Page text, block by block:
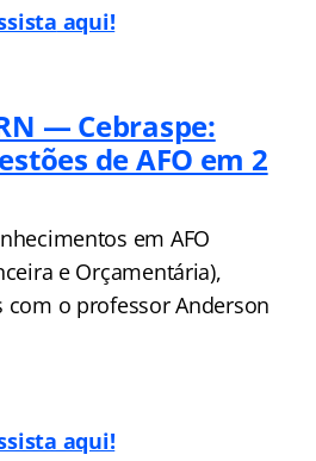
aqui!
— Cebraspe:
de AFO em 2
em AFO
e Orçamentária),
com o professor Anderson
aqui!